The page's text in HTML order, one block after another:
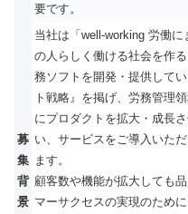
要です。
募
集
背
景
当社は「well-working 労働
の人らしく働ける社会を作
務ソフトを開発・提供して
ト戦略』を掲げ、労務管理
にプロダクトを拡大・成長
い、サービスをご導入いた
ます。
顧客数や機能が拡大しても
マーサクセスの実現のため